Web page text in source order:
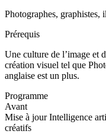
Photographes, graphistes,
Prérequis
Une culture de l’image et
création visuel tel que
anglaise est un plus.
Programme
Avant
Mise à jour Intelligence
créatifs